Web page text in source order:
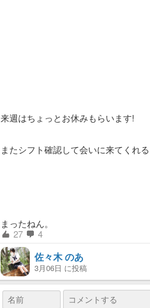
来週はちょっとお休みもらいます!
またシフト確認して会いに来てくれ
まったねん。
27
4
佐々木 のあ
3月06日 に投稿